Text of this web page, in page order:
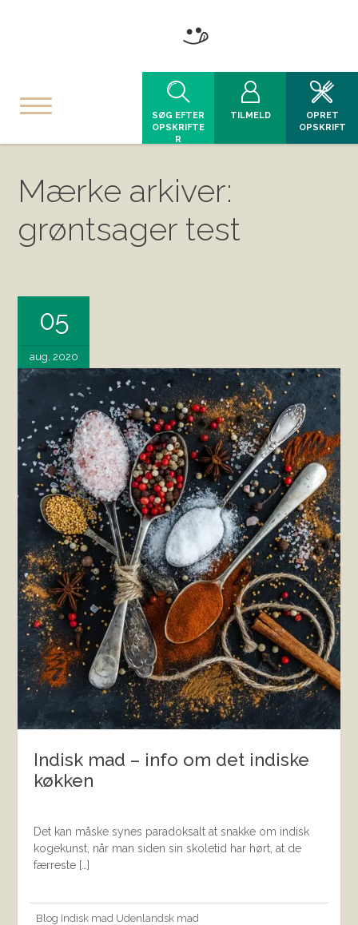
SØG EFTER
OPSKRIFTE
R
TILMELD
OPRET
OPSKRIFT
Mærke arkiver:
grøntsager test
05
aug, 2020
Indisk mad – info om det indiske
køkken
Det kan måske synes paradoksalt at snakke om indisk
kogekunst, når man siden sin skoletid har hørt, at de
færreste […]
Blog Indisk mad Udenlandsk mad